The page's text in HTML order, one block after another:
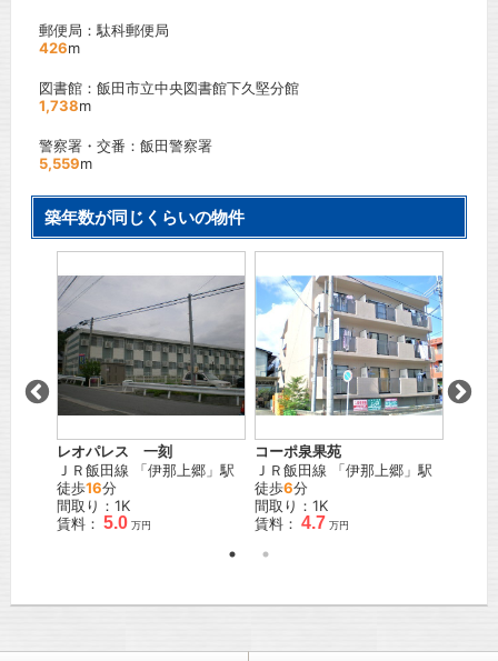
郵便局：駄科郵便局
426m
図書館：飯田市立中央図書館下久堅分館
1,738m
警察署・交番：飯田警察署
5,559m
築年数が同じくらいの物件
レオパレス 一刻
ＪＲ飯田線 「伊那上郷 」駅
徒歩16分
間取り：1K
賃料： 5.0 万円
コーポ泉果苑
ＪＲ飯田線 「伊那上郷 」駅
徒歩6分
間取り：1K
賃料： 4.7 万円